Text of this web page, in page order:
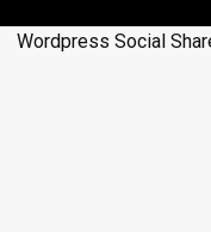
Wordpress Social